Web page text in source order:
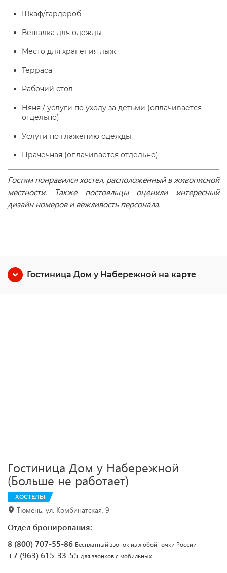
Шкаф/гардероб
Вешалка для одежды
Место для хранения лыж
Терраса
Рабочий стол
Няня / услуги по уходу за детьми (оплачивается
отдельно)
Услуги по глажению одежды
Прачечная (оплачивается отдельно)
Гостям понравился хостел, расположенный в живописной
местности. Также постояльцы оценили интересный
дизайн номеров и вежливость персонала.
Гостиница Дом у Набережной на карте
Гостиница Дом у Набережной
(Больше не работает)
ХОСТЕЛЫ
Тюмень, ул. Комбинатская, 9
Отдел бронирования:
8 (800) 707-55-86 Бесплатный звонок из любой точки России
+7 (963) 615-33-55 для звонков с мобильных